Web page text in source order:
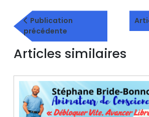
Navigation
de
l’article
Publication
précédente
précédente
Articles similaires